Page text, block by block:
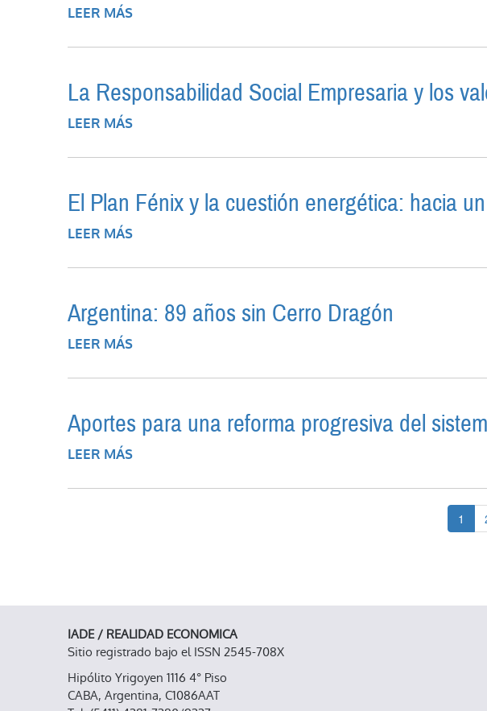
LEER MÁS
La Responsabilidad Social Empresaria y los
LEER MÁS
El Plan Fénix y la cuestión energética: hacia
LEER MÁS
Argentina: 89 años sin Cerro Dragón
LEER MÁS
Aportes para una reforma progresiva del
LEER MÁS
1
IADE / REALIDAD ECONOMICA
Sitio registrado bajo el ISSN 2545-708X
Hipólito Yrigoyen 1116 4° Piso
CABA, Argentina, C1086AAT